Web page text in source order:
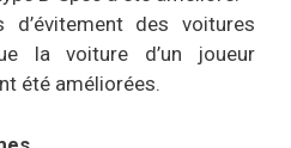
d’évitement des voitures
la voiture d’un joueur
été améliorées.